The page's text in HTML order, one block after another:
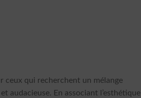
ceux qui recherchent un mélange
audacieuse. En associant l’esthétique